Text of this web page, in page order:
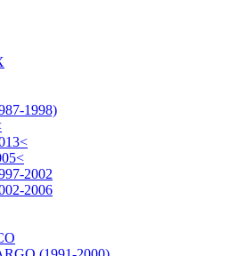
1998)
2002
2006